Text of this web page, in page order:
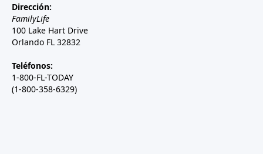
Dirección:
FamilyLife
100 Lake Hart Drive
Orlando FL 32832
Teléfonos:
1-800-FL-TODAY
(1-800-358-6329)